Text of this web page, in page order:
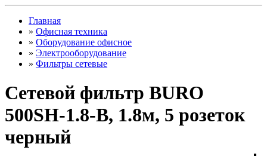
Главная
» Офисная техника
» Оборудование офисное
» Электрооборудование
» Фильтры сетевые
Сетевой фильтр BURO
500SH-1.8-В, 1.8м, 5 розеток
черный